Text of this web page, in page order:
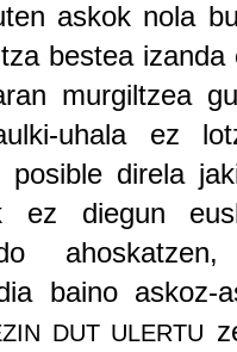
askok nola
bestea izanda
murgiltzea
uhala ez
posible direla
ez diegun
ahoskatzen,
baino askoz-
DUT ULERTU